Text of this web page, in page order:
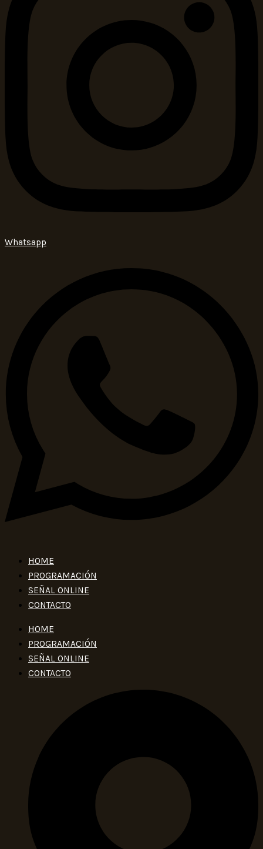
Whatsapp
HOME
PROGRAMACIÓN
SEÑAL ONLINE
CONTACTO
HOME
PROGRAMACIÓN
SEÑAL ONLINE
CONTACTO